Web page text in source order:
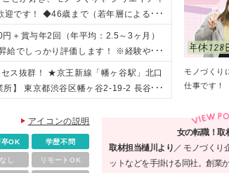
迎です！ ◆46歳まで（若年層による長
め） ◆学歴不問
＋賞与年2回（年平均：2.5～3ヶ月）
でしっかり評価します！ ※経験やス
ます ※試用期間3ヶ月あり。給与・待遇
固定残業代を含みます。 （残業代につ
話しいたします。）
ス抜群！ ★京王新線「幡ヶ谷駅」北口
所】 東京都渋谷区幡ヶ谷2-19-2 長谷川
モノづくり
仕事です！
アイコンの説明
卒OK 学歴不問
し リモートOK
女の転職！取
取材担当樋川より ／ モノづくり
ットなどを手掛ける同社。創業